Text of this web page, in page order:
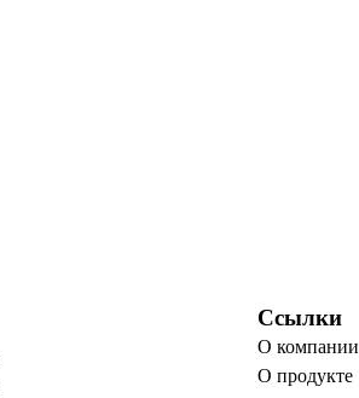
Ссылки
О компании
О продукте